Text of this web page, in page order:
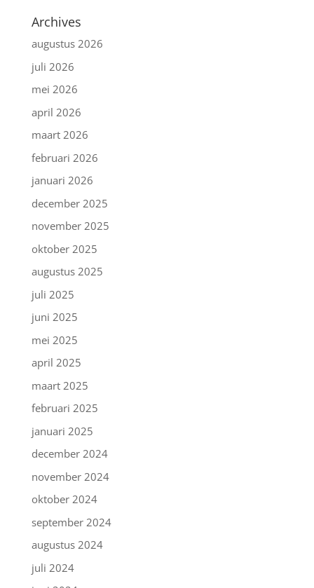
Archives
augustus 2026
juli 2026
mei 2026
april 2026
maart 2026
februari 2026
januari 2026
december 2025
november 2025
oktober 2025
augustus 2025
juli 2025
juni 2025
mei 2025
april 2025
maart 2025
februari 2025
januari 2025
december 2024
november 2024
oktober 2024
september 2024
augustus 2024
juli 2024